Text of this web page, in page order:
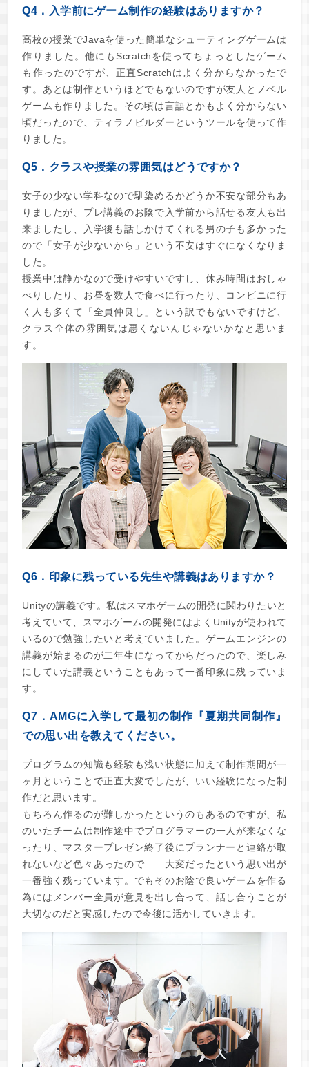
Q4．入学前にゲーム制作の経験はありますか？
高校の授業でJavaを使った簡単なシューティングゲームは
作りました。他にもScratchを使ってちょっとしたゲーム
も作ったのですが、正直Scratchはよく分からなかったで
す。あとは制作というほどでもないのですが友人とノベル
ゲームも作りました。その頃は言語とかもよく分からない
頃だったので、ティラノビルダーというツールを使って作
りました。
Q5．クラスや授業の雰囲気はどうですか？
女子の少ない学科なので馴染めるかどうか不安な部分もあ
りましたが、プレ講義のお陰で入学前から話せる友人も出
来ましたし、入学後も話しかけてくれる男の子も多かった
ので「女子が少ないから」という不安はすぐになくなりま
した。
授業中は静かなので受けやすいですし、休み時間はおしゃ
べりしたり、お昼を数人で食べに行ったり、コンビニに行
く人も多くて「全員仲良し」という訳でもないですけど、
クラス全体の雰囲気は悪くないんじゃないかなと思いま
す。
Q6．印象に残っている先生や講義はありますか？
Unityの講義です。私はスマホゲームの開発に関わりたいと
考えていて、スマホゲームの開発にはよくUnityが使われて
いるので勉強したいと考えていました。ゲームエンジンの
講義が始まるのが二年生になってからだったので、楽しみ
にしていた講義ということもあって一番印象に残っていま
す。
Q7．AMGに入学して最初の制作『夏期共同制作』
での思い出を教えてください。
プログラムの知識も経験も浅い状態に加えて制作期間が一
ヶ月ということで正直大変でしたが、いい経験になった制
作だと思います。
もちろん作るのが難しかったというのもあるのですが、私
のいたチームは制作途中でプログラマーの一人が来なくな
ったり、マスタープレゼン終了後にプランナーと連絡が取
れないなど色々あったので……大変だったという思い出が
一番強く残っています。でもそのお陰で良いゲームを作る
為にはメンバー全員が意見を出し合って、話し合うことが
大切なのだと実感したので今後に活かしていきます。